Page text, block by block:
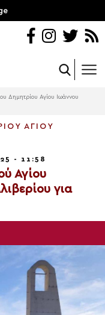
Δημητρίου Αγίου Ιωάννου
ΑΓΊΟΥ
- 11:58
Αγίου
για